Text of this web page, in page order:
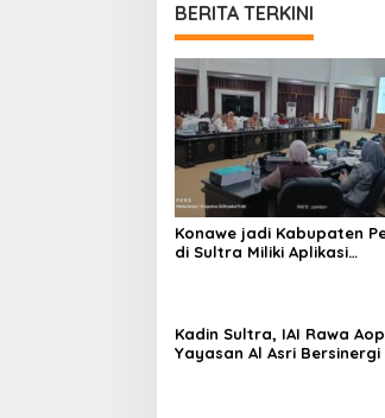
BERITA TERKINI
Konawe jadi Kabupaten
di Sultra Miliki Aplikasi
Kadin Sultra, IAI Rawa
Yayasan Al Asri Bersinergi